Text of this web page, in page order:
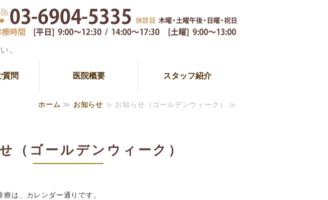
レルギーなど耳鼻咽喉科専門医｜練馬区大泉学園
。
質問 医院概要 スタッフ紹介
ホーム ≫ お知らせ ≫ お知らせ（ゴールデンウィーク） ≫
（ゴールデンウィーク）
は、カレンダー通りです。